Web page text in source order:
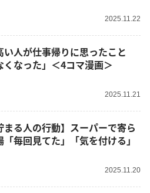
2025.11.22
い人が仕事帰りに思ったこと
くなった」＜4コマ漫画＞
2025.11.21
まる人の行動】スーパーで寄ら
毎回見てた」「気を付ける」
2025.11.20